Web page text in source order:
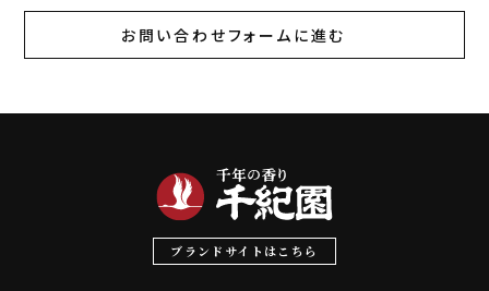
お問い合わせフォームに進む
ブランドサイトはこちら